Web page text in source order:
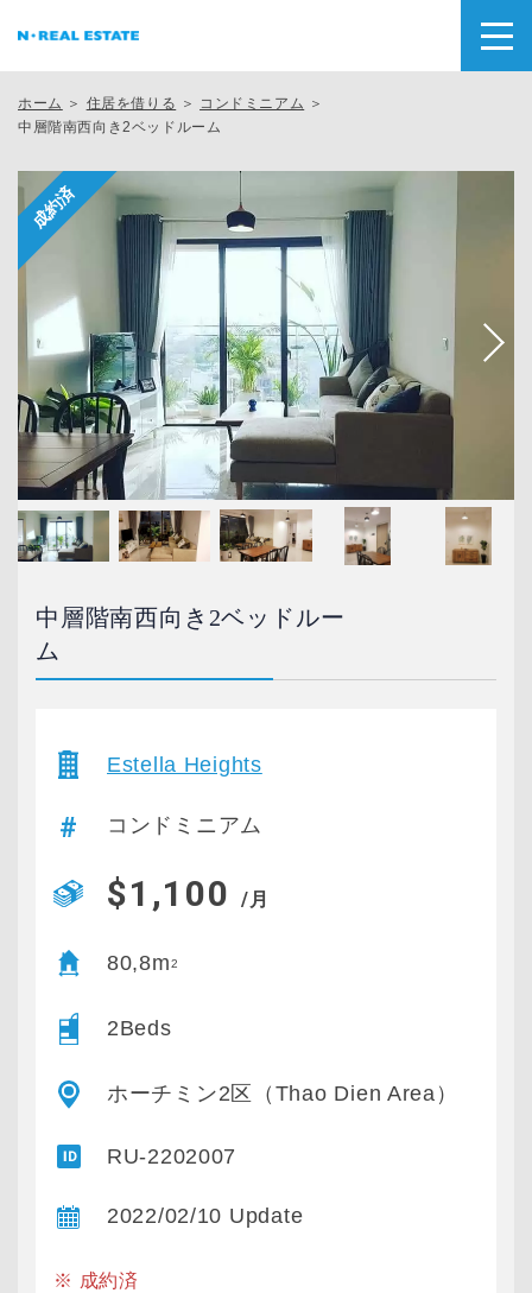
ホーム ＞ 住居を借りる ＞ コンドミニアム ＞
中層階南西向き2ベッドルーム
中層階南西向き2ベッドルー
ム
Estella Heights
コンドミニアム
$1,100 /月
80,8m2
2Beds
ホーチミン2区（Thao Dien Area）
RU-2202007
2022/02/10 Update
※ 成約済